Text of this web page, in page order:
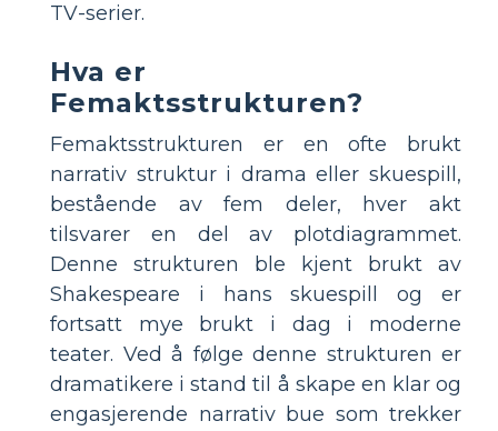
TV-serier.
Hva er
Femaktsstrukturen?
Femaktsstrukturen er en ofte brukt
narrativ struktur i drama eller skuespill,
bestående av fem deler, hver akt
tilsvarer en del av plotdiagrammet.
Denne strukturen ble kjent brukt av
Shakespeare i hans skuespill og er
fortsatt mye brukt i dag i moderne
teater. Ved å følge denne strukturen er
dramatikere i stand til å skape en klar og
engasjerende narrativ bue som trekker